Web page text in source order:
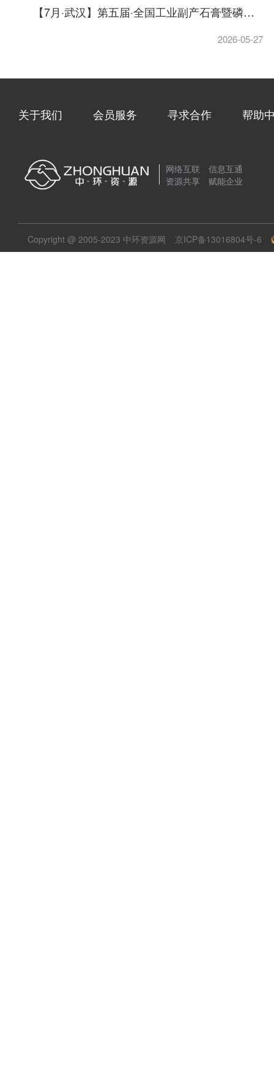
【7月·武汉】第五届·全国工业副产石膏暨磷氟废水无害化、资源化供需对接技术大会 重磅来袭！
2026-05-27
关于我们 会员服务 寻求合作 帮助
网络互联 信息互通
资源共享 赋能企业
Copyright @ 2005-2023 中环资源网 京ICP备13016804号-6